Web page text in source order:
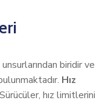
biridir ve
Hız
hız limitlerini